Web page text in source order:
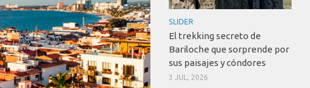
SLIDER
El trekking secreto de
Bariloche que sorprende por
sus paisajes y cóndores
3 JUL, 2026